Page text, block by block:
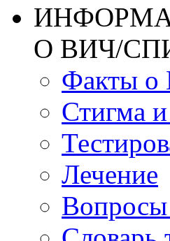
О ВИЧ/
Факты
Стигма
Лечение
Вопросы